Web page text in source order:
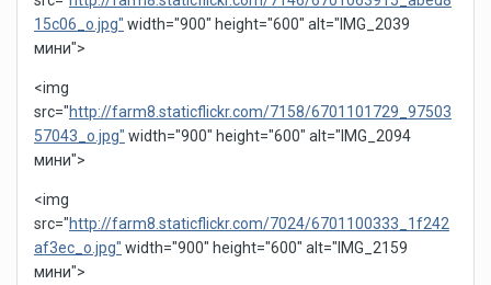
15c06_o.jpg" width="900" height="600" alt="IMG_2039
мини">
<img
src="http://farm8.staticflickr.com/7158/6701101729_97503
57043_o.jpg" width="900" height="600" alt="IMG_2094
мини">
<img
src="http://farm8.staticflickr.com/7024/6701100333_1f242
af3ec_o.jpg" width="900" height="600" alt="IMG_2159
мини">